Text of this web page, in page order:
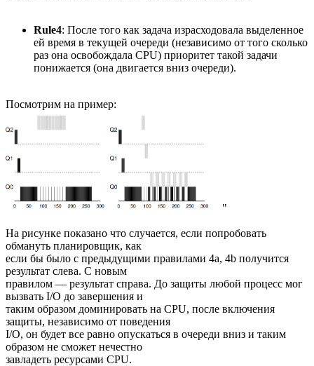
Rule4: После того как задача израсходовала выделенное
ей время в текущей очереди (независимо от того сколько
раз она освобождала CPU) приоритет такой задачи
понижается (она двигается вниз очереди).
Посмотрим на пример:
"
На рисунке показано что случается, если попробовать
обмануть планировщик, как
если бы было с предыдущими правилами 4a, 4b получится
результат слева. С новым
правилом — результат справа. До защиты любой процесс мог
вызвать I/O до завершения и
таким образом доминировать на CPU, после включения
защиты, независимо от поведения
I/O, он будет все равно опускаться в очереди вниз и таким
образом не сможет нечестно
завладеть ресурсами CPU.